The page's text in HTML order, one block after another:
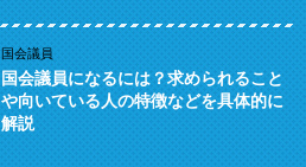
国会議員
国会議員になるには？求められること
や向いている人の特徴などを具体的に
解説